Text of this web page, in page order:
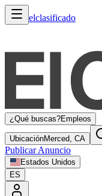
elclasificado
¿Qué buscas?Empleos
UbicaciónMerced, CA
Publicar Anuncio
Estados Unidos
ES